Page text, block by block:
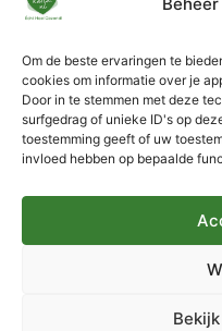
Om de beste ervaringen te
cookies om informatie over je
Door in te stemmen met deze
surfgedrag of unieke ID's op
toestemming geeft of uw
invloed hebben op bepaalde